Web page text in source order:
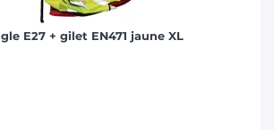
E27 + gilet EN471 jaune XL